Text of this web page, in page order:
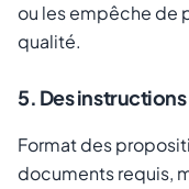
ou les empêche de
qualité.
5. Des
Format des
documents requis,